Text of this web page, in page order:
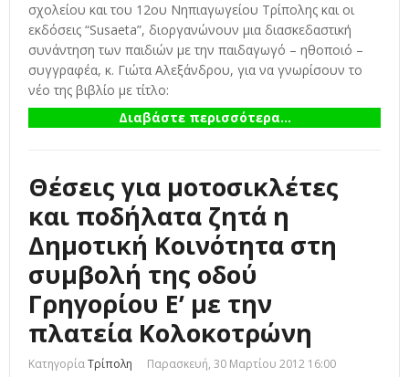
σχολείου και του 12ου Νηπιαγωγείου Τρίπολης και οι
εκδόσεις “Susaeta”, διοργανώνουν μια διασκεδαστική
συνάντηση των παιδιών με την παιδαγωγό – ηθοποιό –
συγγραφέα, κ. Γιώτα Αλεξάνδρου, για να γνωρίσουν το
νέο της βιβλίο με τίτλο:
Διαβάστε περισσότερα...
Θέσεις για μοτοσικλέτες
και ποδήλατα ζητά η
Δημοτική Κοινότητα στη
συμβολή της οδού
Γρηγορίου Ε’ με την
πλατεία Κολοκοτρώνη
ΚατηγορίαΤρίπολη Παρασκευή, 30 Μαρτίου 2012 16:00